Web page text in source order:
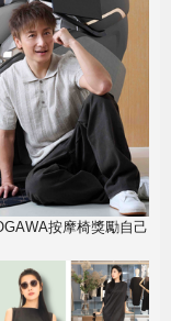
按摩椅獎勵自己